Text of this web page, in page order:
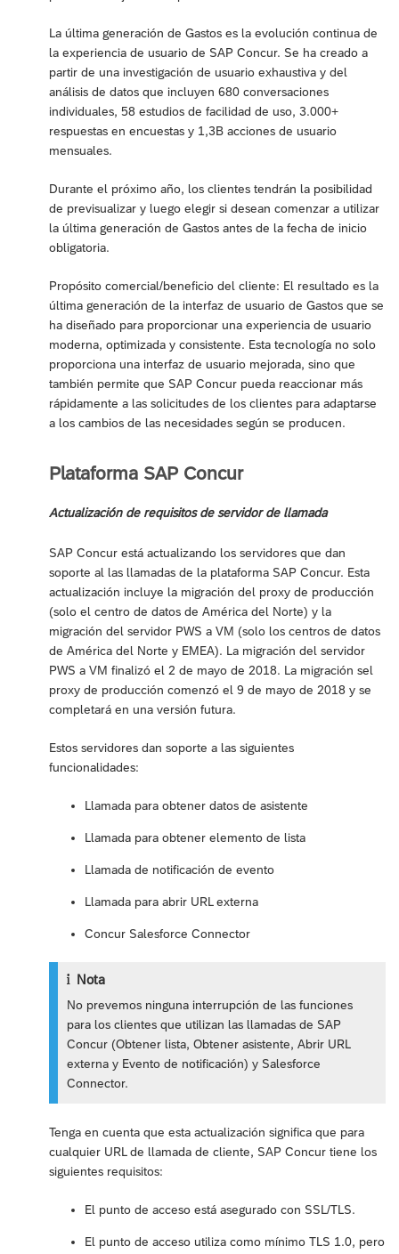
La última generación de Gastos es la evolución continua de
la experiencia de usuario de SAP Concur. Se ha creado a
partir de una investigación de usuario exhaustiva y del
análisis de datos que incluyen 680 conversaciones
individuales, 58 estudios de facilidad de uso, 3.000+
respuestas en encuestas y 1,3B acciones de usuario
mensuales.
Durante el próximo año, los clientes tendrán la posibilidad
de previsualizar y luego elegir si desean comenzar a utilizar
la última generación de Gastos antes de la fecha de inicio
obligatoria.
Propósito comercial/beneficio del cliente: El resultado es la
última generación de la interfaz de usuario de Gastos que se
ha diseñado para proporcionar una experiencia de usuario
moderna, optimizada y consistente. Esta tecnología no solo
proporciona una interfaz de usuario mejorada, sino que
también permite que SAP Concur pueda reaccionar más
rápidamente a las solicitudes de los clientes para adaptarse
a los cambios de las necesidades según se producen.
Plataforma SAP Concur
Actualización de requisitos de servidor de llamada
SAP Concur está actualizando los servidores que dan
soporte al las llamadas de la plataforma SAP Concur. Esta
actualización incluye la migración del proxy de producción
(solo el centro de datos de América del Norte) y la
migración del servidor PWS a VM (solo los centros de datos
de América del Norte y EMEA). La migración del servidor
PWS a VM finalizó el 2 de mayo de 2018. La migración sel
proxy de producción comenzó el 9 de mayo de 2018 y se
completará en una versión futura.
Estos servidores dan soporte a las siguientes
funcionalidades:
Llamada para obtener datos de asistente
Llamada para obtener elemento de lista
Llamada de notificación de evento
Llamada para abrir URL externa
Concur Salesforce Connector
Nota
No prevemos ninguna interrupción de las funciones
para los clientes que utilizan las llamadas de SAP
Concur (Obtener lista, Obtener asistente, Abrir URL
externa y Evento de notificación) y Salesforce
Connector.
Tenga en cuenta que esta actualización significa que para
cualquier URL de llamada de cliente, SAP Concur tiene los
siguientes requisitos:
El punto de acceso está asegurado con SSL/TLS.
El punto de acceso utiliza como mínimo TLS 1.0, pero